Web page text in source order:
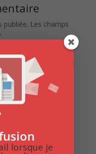
publiée. Les champs
lorsque je